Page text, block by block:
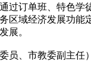
过订单班、特色学
区域经济发展功
展。
、市教委副主任）